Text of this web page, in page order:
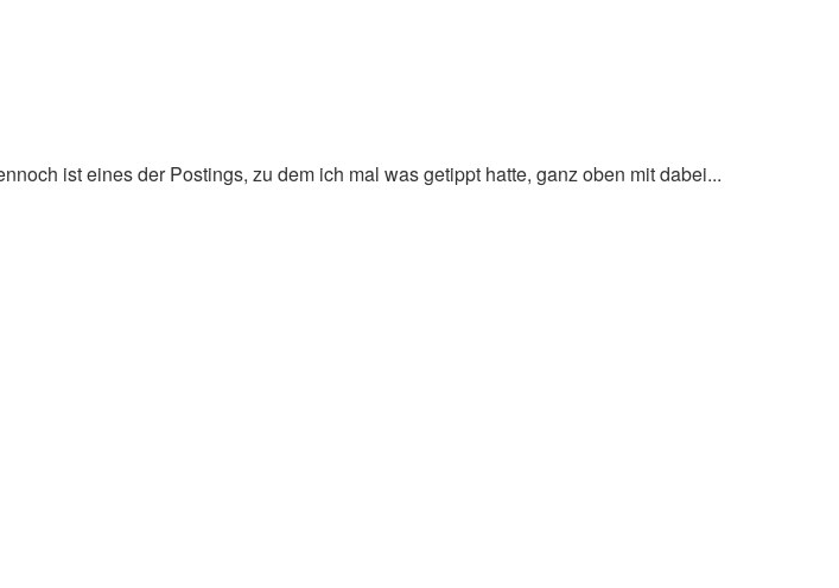
ist eines der Postings, zu dem ich mal was getippt hatte, ganz oben mit dabei...